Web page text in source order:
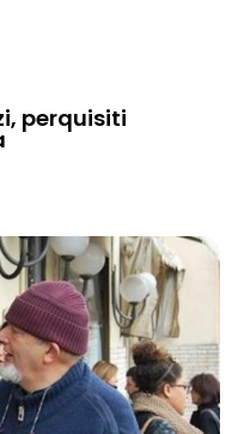
perquisiti